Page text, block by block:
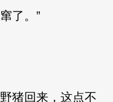
了。”
猪回来，这点不